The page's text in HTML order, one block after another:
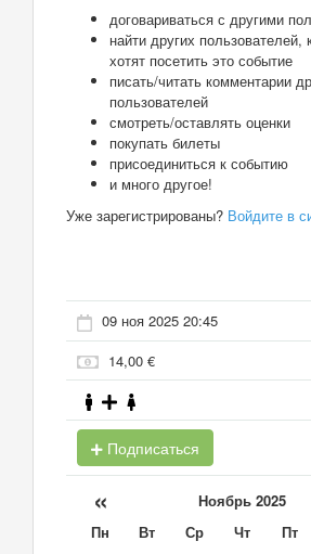
договариваться с другими
найти других пользователей,
хотят посетить это событие
писать/читать комментарии
пользователей
смотреть/оставлять оценки
покупать билеты
присоединиться к событию
и много другое!
Уже зарегистрированы? Войдите в
09 ноя 2025 20:45
14,00 €
Подписаться
« Ноябрь 2025
Пн Вт Ср Чт Пт